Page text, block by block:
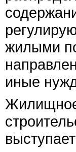
жилыми
иные
Жилищное